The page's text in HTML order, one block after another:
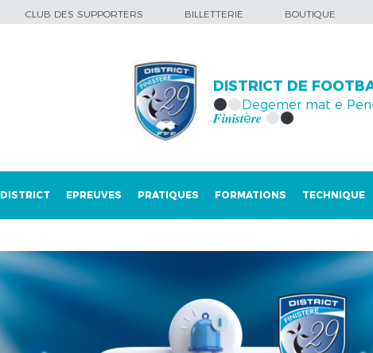
CLUB DES SUPPORTERS BILLETTERIE BOUTIQUE
DISTRICT DE
Degemer mat e
𝑭𝒊𝒏𝒊𝒔𝒕è𝒓𝒆
DISTRICT EPREUVES PRATIQUES FORMATIONS TECHNIQUE